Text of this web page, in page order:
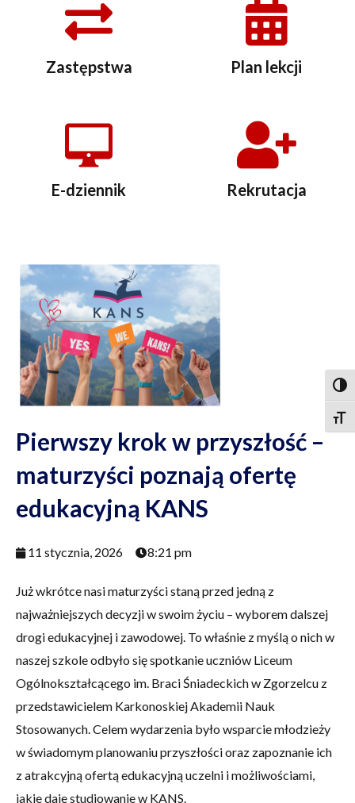
Zastępstwa Plan lekcji
E-dziennik Rekrutacja
Pierwszy krok w przyszłość –
maturzyści poznają ofertę
edukacyjną KANS
11 stycznia, 2026 8:21 pm
Już wkrótce nasi maturzyści staną przed jedną z
najważniejszych decyzji w swoim życiu – wyborem dalszej
drogi edukacyjnej i zawodowej. To właśnie z myślą o nich w
naszej szkole odbyło się spotkanie uczniów Liceum
Ogólnokształcącego im. Braci Śniadeckich w Zgorzelcu z
przedstawicielem Karkonoskiej Akademii Nauk
Stosowanych. Celem wydarzenia było wsparcie młodzieży
w świadomym planowaniu przyszłości oraz zapoznanie ich
z atrakcyjną ofertą edukacyjną uczelni i możliwościami,
jakie daje studiowanie w KANS.